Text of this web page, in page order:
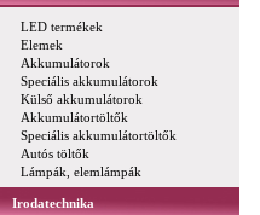
LED termékek
Elemek
Akkumulátorok
Speciális akkumulátorok
Külső akkumulátorok
Akkumulátortöltők
Speciális akkumulátortöltők
Autós töltők
Lámpák, elemlámpák
Irodatechnika